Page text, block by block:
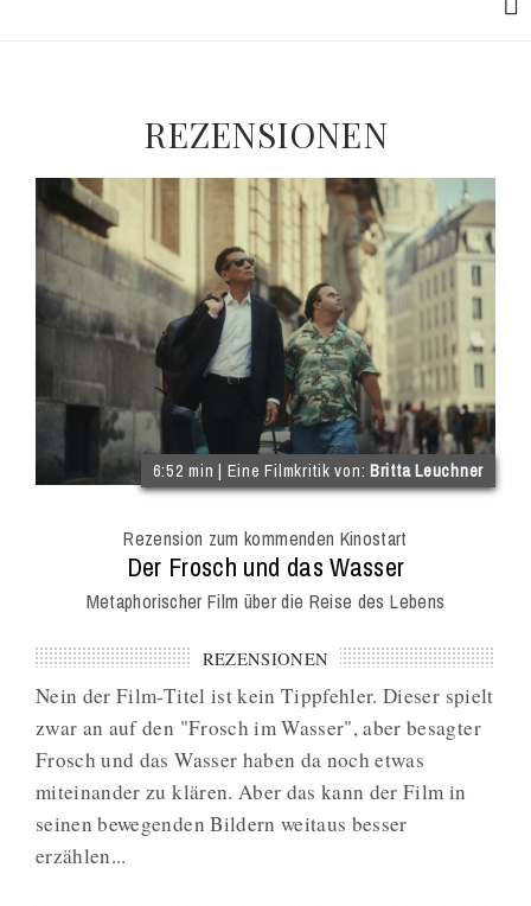
REZENSIONEN
6:52 min | Eine Filmkritik von:Britta Leuchner
Rezension zum kommenden Kinostart
:
Der Frosch und das Wasser
Metaphorischer Film über die Reise des Lebens
REZENSIONEN
Nein der Film-Titel ist kein Tippfehler. Dieser spielt
zwar an auf den "Frosch im Wasser", aber besagter
Frosch und das Wasser haben da noch etwas
miteinander zu klären. Aber das kann der Film in
seinen bewegenden Bildern weitaus besser
erzählen...